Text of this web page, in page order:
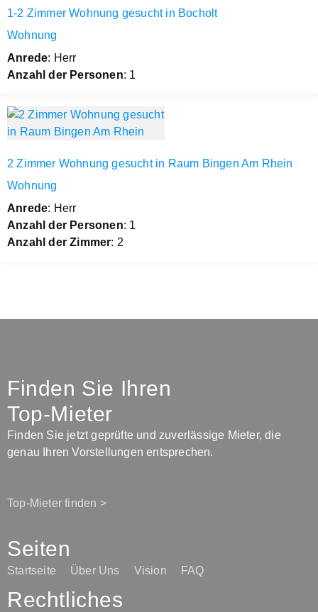
1-2 Zimmer Wohnung gesucht in Bocholt
Wohnung
Anrede: Herr
Anzahl der Personen: 1
2 Zimmer Wohnung gesucht in Raum Bingen Am Rhein
Wohnung
Anrede: Herr
Anzahl der Personen: 1
Anzahl der Zimmer: 2
Finden Sie Ihren
Top-Mieter
Finden Sie jetzt geprüfte und zuverlässige Mieter, die
genau Ihren Vorstellungen entsprechen.
Top-Mieter finden >
Seiten
Startseite Über Uns Vision FAQ
Rechtliches